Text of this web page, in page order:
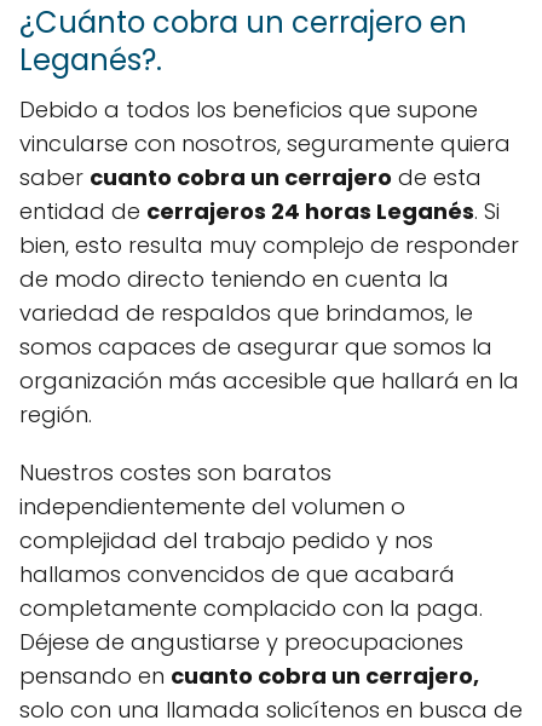
¿Cuánto cobra un cerrajero en
Leganés?.
Debido a todos los beneficios que supone
vincularse con nosotros, seguramente quiera
saber cuanto cobra un cerrajero de esta
entidad de cerrajeros 24 horas Leganés. Si
bien, esto resulta muy complejo de responder
de modo directo teniendo en cuenta la
variedad de respaldos que brindamos, le
somos capaces de asegurar que somos la
organización más accesible que hallará en la
región.
Nuestros costes son baratos
independientemente del volumen o
complejidad del trabajo pedido y nos
hallamos convencidos de que acabará
completamente complacido con la paga.
Déjese de angustiarse y preocupaciones
pensando en cuanto cobra un cerrajero,
solo con una llamada solicítenos en busca de